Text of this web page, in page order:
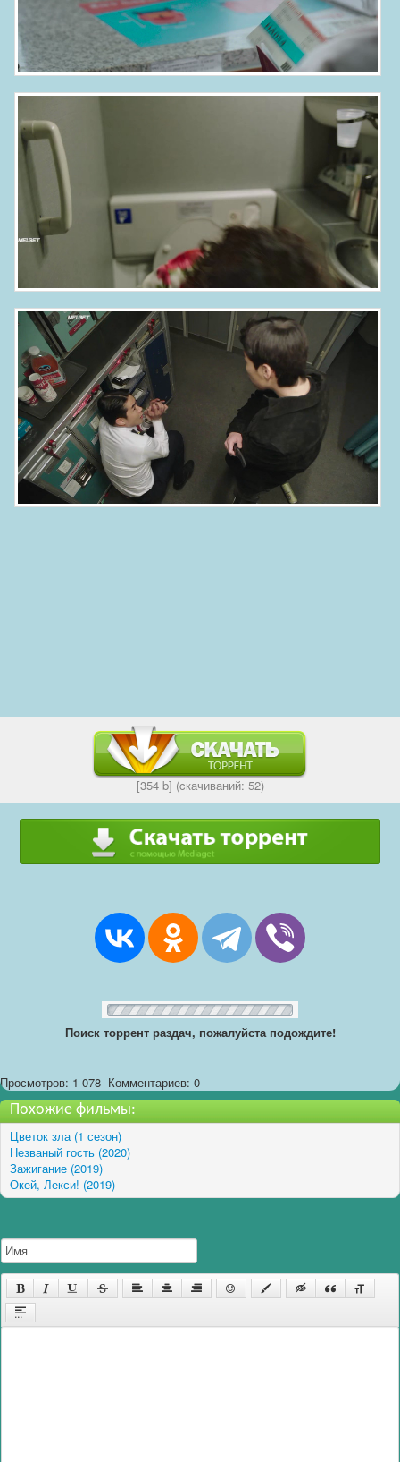
[354 b] (cкачиваний: 52)
Поиск торрент раздач, пожалуйста подождите!
Просмотров: 1 078 Комментариев: 0
Похожие фильмы:
Цветок зла (1 сезон)
Незваный гость (2020)
Зажигание (2019)
Окей, Лекси! (2019)